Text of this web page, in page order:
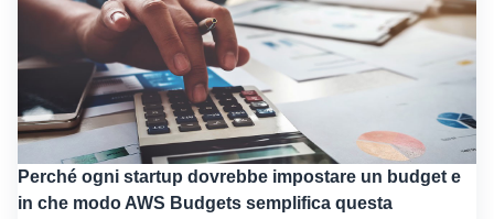
Perché ogni startup dovrebbe impostare un budget e
in che modo AWS Budgets semplifica questa